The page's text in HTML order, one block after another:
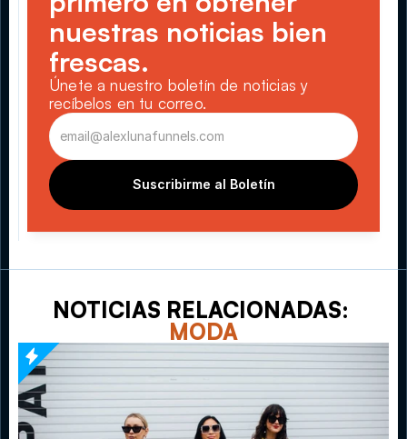
nuestras noticias bien
frescas.
Únete a nuestro boletín de noticias y
recíbelos en tu correo.
Suscribirme al Boletín
NOTICIAS RELACIONADAS:
MODA